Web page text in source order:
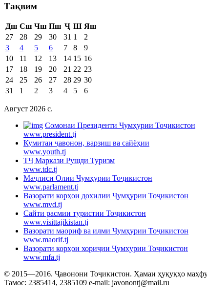
Тақвим
Дш Сш Чш Пш Ҷ Ш Яш
27
28 29 30 31 1
2
3
4 5 6 7 8
9
10
11 12 13 14 15 16
17
18 19 20 21 22 23
24
25 26 27 28 29 30
31
1 2 3 4 5 6
Август 2026 c.
Cомонаи Президенти Ҷумҳурии Тоҷикистон
www.president.tj
Кумитаи ҷавонон, варзиш ва сайёҳии
www.youth.tj
ТҶ Маркази Рушди Туризм
www.tdc.tj
Маҷлиси Олии Ҷумҳурии Тоҷикистон
www.parlament.tj
Вазорати корҳои дохилии Ҷумҳурии Тоҷикистон
www.mvd.tj
Сайти расмии туристии Тоҷикистон
www.visittajikistan.tj
Вазорати маориф ва илми Ҷумҳурии Тоҷикистон
www.maorif.tj
Вазорати корҳои хориҷии Ҷумҳурии Тоҷикистон
www.mfa.tj
© 2015—2016. Ҷавонони Тоҷикистон. Ҳамаи ҳуқуқҳо
Тамос: 2385414, 2385109 e-mail: javonontj@mail.ru